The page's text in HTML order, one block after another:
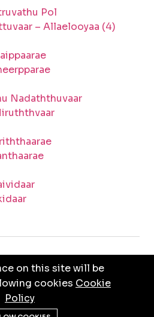
Pol
– Allaelooyaa (4)
Nadaththuvaar
TERMS & CONDITIONS
BYJEBATHOTTAM
on this site will be
cookies Cookie
Policy